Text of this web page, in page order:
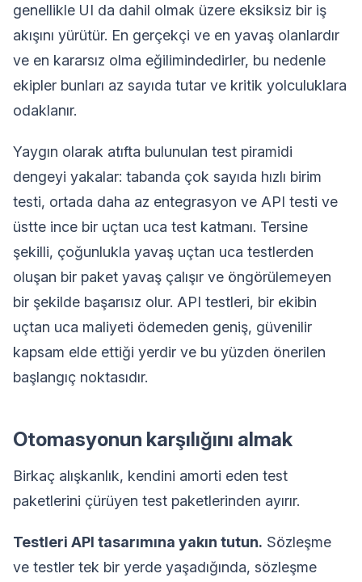
genellikle UI da dahil olmak üzere eksiksiz bir iş
akışını yürütür. En gerçekçi ve en yavaş olanlardır
ve en kararsız olma eğilimindedirler, bu nedenle
ekipler bunları az sayıda tutar ve kritik yolculuklara
odaklanır.
Yaygın olarak atıfta bulunulan test piramidi
dengeyi yakalar: tabanda çok sayıda hızlı birim
testi, ortada daha az entegrasyon ve API testi ve
üstte ince bir uçtan uca test katmanı. Tersine
şekilli, çoğunlukla yavaş uçtan uca testlerden
oluşan bir paket yavaş çalışır ve öngörülemeyen
bir şekilde başarısız olur. API testleri, bir ekibin
uçtan uca maliyeti ödemeden geniş, güvenilir
kapsam elde ettiği yerdir ve bu yüzden önerilen
başlangıç noktasıdır.
Otomasyonun karşılığını almak
Birkaç alışkanlık, kendini amorti eden test
paketlerini çürüyen test paketlerinden ayırır.
Testleri API tasarımına yakın tutun. Sözleşme
ve testler tek bir yerde yaşadığında, sözleşme